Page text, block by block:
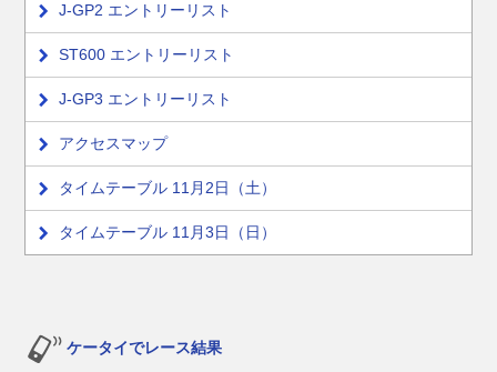
J-GP2 エントリーリスト
ST600 エントリーリスト
J-GP3 エントリーリスト
アクセスマップ
タイムテーブル 11月2日（土）
タイムテーブル 11月3日（日）
ケータイでレース結果